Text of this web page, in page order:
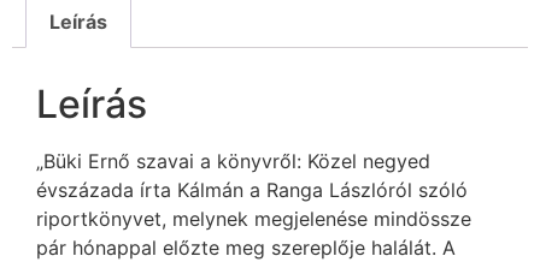
Leírás
Leírás
„Büki Ernő szavai a könyvről: Közel negyed
évszázada írta Kálmán a Ranga Lászlóról szóló
riportkönyvet, melynek megjelenése mindössze
pár hónappal előzte meg szereplője halálát. A